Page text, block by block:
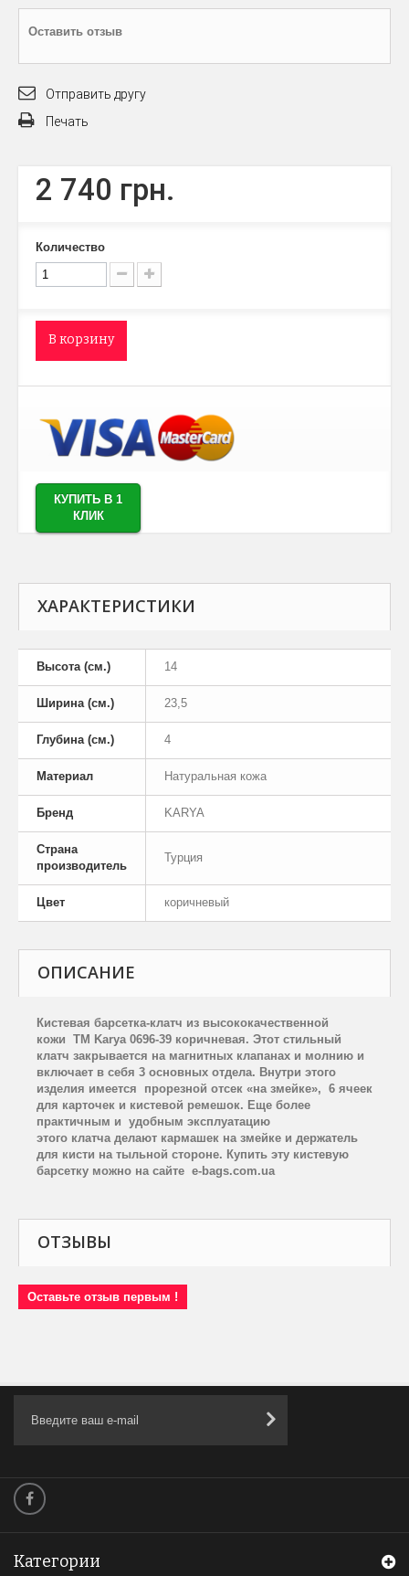
Оставить отзыв
Отправить другу
Печать
2 740 грн.
Количество
В корзину
КУПИТЬ В 1
КЛИК
ХАРАКТЕРИСТИКИ
Высота (см.) 14
Ширина (см.) 23,5
Глубина (см.) 4
Материал Натуральная кожа
Бренд KARYA
Страна
производитель
Турция
Цвет коричневый
ОПИСАНИЕ
Кистевая барсетка-клатч из высококачественной
кожи ТМ Karya 0696-39 коричневая. Этот стильный
клатч закрывается на магнитных клапанах и молнию и
включает в себя 3 основных отдела. Внутри этого
изделия имеется прорезной отсек «на змейке», 6 ячеек
для карточек и кистевой ремешок. Еще более
практичным и удобным эксплуатацию
этого клатча делают кармашек на змейке и держатель
для кисти на тыльной стороне. Купить эту кистевую
барсетку можно на сайте e-bags.com.ua
ОТЗЫВЫ
Оставьте отзыв первым !
Категории